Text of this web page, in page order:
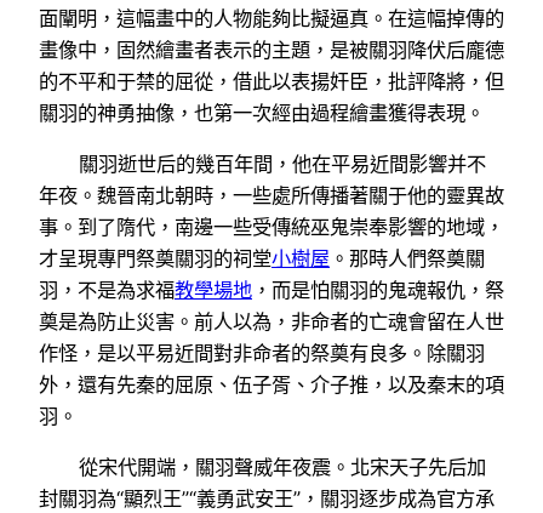
面闡明，這幅畫中的人物能夠比擬逼真。在這幅掉傳的
畫像中，固然繪畫者表示的主題，是被關羽降伏后龐德
的不平和于禁的屈從，借此以表揚奸臣，批評降將，但
關羽的神勇抽像，也第一次經由過程繪畫獲得表現。
關羽逝世后的幾百年間，他在平易近間影響并不
年夜。魏晉南北朝時，一些處所傳播著關于他的靈異故
事。到了隋代，南邊一些受傳統巫鬼崇奉影響的地域，
才呈現專門祭奠關羽的祠堂小樹屋 。那時人們祭奠關
羽，不是為求福教學場地 ，而是怕關羽的鬼魂報仇，祭
奠是為防止災害。前人以為，非命者的亡魂會留在人世
作怪，是以平易近間對非命者的祭奠有良多。除關羽
外，還有先秦的屈原、伍子胥、介子推，以及秦末的項
羽。
從宋代開端，關羽聲威年夜震。北宋天子先后加
封關羽為“顯烈王”“義勇武安王”，關羽逐步成為官方承